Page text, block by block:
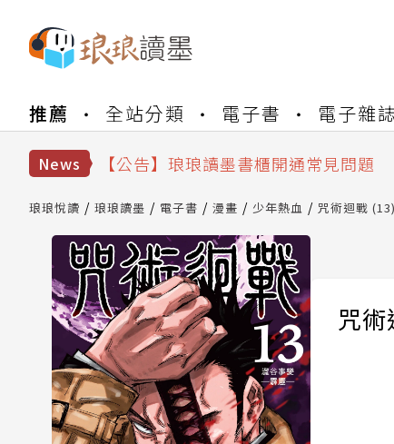
推薦 全站分類 電子書 電子雜誌
News
【公告】琅琅讀墨數位閱讀資產合併
【公告】琅琅讀墨 3 分鐘完成書櫃開
【公告】琅琅讀墨數位閱讀資產合併與
琅琅悅讀 琅琅讀墨 電子書 漫畫 少年熱血 咒術迴戰 (13)
咒